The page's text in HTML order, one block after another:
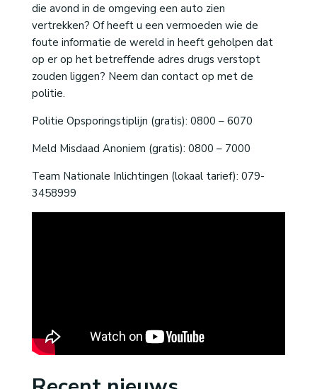
die avond in de omgeving een auto zien
vertrekken? Of heeft u een vermoeden wie de
foute informatie de wereld in heeft geholpen dat
op er op het betreffende adres drugs verstopt
zouden liggen? Neem dan contact op met de
politie.
Politie Opsporingstiplijn (gratis): 0800 – 6070
Meld Misdaad Anoniem (gratis): 0800 – 7000
Team Nationale Inlichtingen (lokaal tarief): 079-
3458999